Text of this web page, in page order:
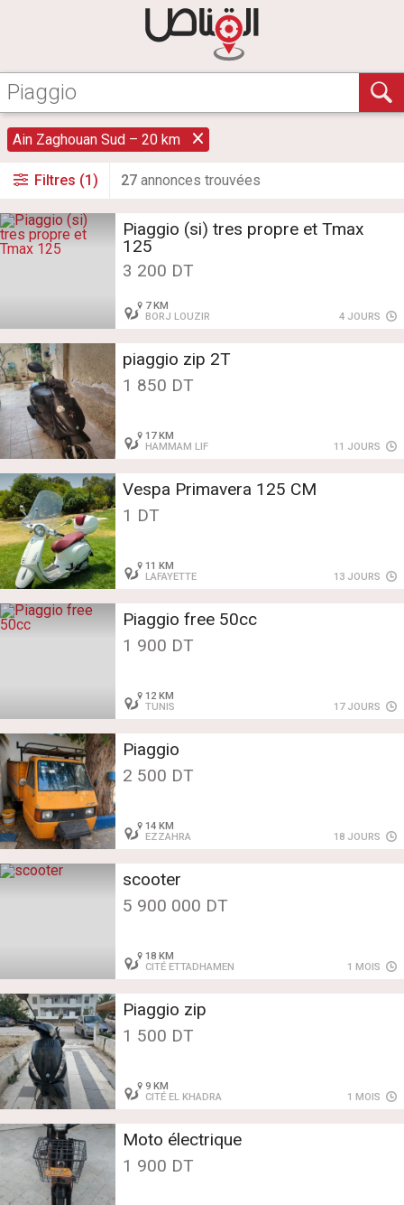
Ain Zaghouan Sud – 20 km
Filtres (1) 27 annonces trouvées
Piaggio (si) tres propre et Tmax
125
3 200 DT
7 KM
BORJ LOUZIR
4 JOURS
piaggio zip 2T
1 850 DT
17 KM
HAMMAM LIF
11 JOURS
Vespa Primavera 125 CM
1 DT
11 KM
LAFAYETTE
13 JOURS
Piaggio free 50cc
1 900 DT
12 KM
TUNIS
17 JOURS
Piaggio
2 500 DT
14 KM
EZZAHRA
18 JOURS
scooter
5 900 000 DT
18 KM
CITÉ ETTADHAMEN
1 MOIS
Piaggio zip
1 500 DT
9 KM
CITÉ EL KHADRA
1 MOIS
Moto électrique
1 900 DT